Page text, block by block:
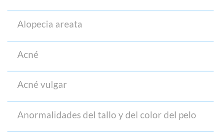
Alopecia areata
Acné
Acné vulgar
Anormalidades del tallo y del color del pelo